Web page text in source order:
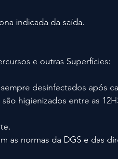
indicada da saída.
e outras Superfícies:
sempre desinfectados após
higienizados entre as
as normas da DGS e das